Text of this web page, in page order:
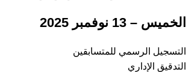
الخميس – 13 نوفمبر 2025
التسجيل الرسمي للمتسابقين
التدقيق الإداري